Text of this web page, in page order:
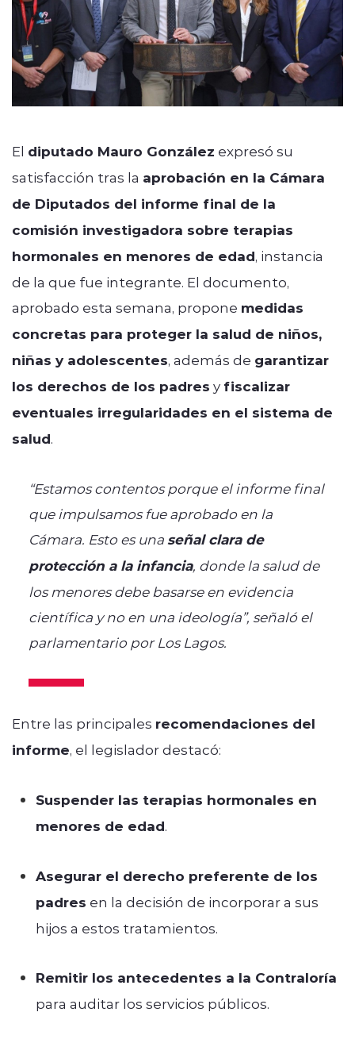
El diputado Mauro González expresó su
satisfacción tras la aprobación en la Cámara
de Diputados del informe final de la
comisión investigadora sobre terapias
hormonales en menores de edad, instancia
de la que fue integrante. El documento,
aprobado esta semana, propone medidas
concretas para proteger la salud de niños,
niñas y adolescentes, además de garantizar
los derechos de los padres y fiscalizar
eventuales irregularidades en el sistema de
salud.
“Estamos contentos porque el informe final
que impulsamos fue aprobado en la
Cámara. Esto es una señal clara de
protección a la infancia, donde la salud de
los menores debe basarse en evidencia
científica y no en una ideología”, señaló el
parlamentario por Los Lagos.
Entre las principales recomendaciones del
informe, el legislador destacó:
Suspender las terapias hormonales en
menores de edad.
Asegurar el derecho preferente de los
padres en la decisión de incorporar a sus
hijos a estos tratamientos.
Remitir los antecedentes a la Contraloría
para auditar los servicios públicos.